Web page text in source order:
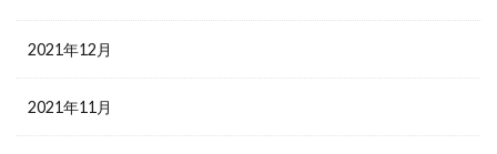
2021年12月
2021年11月